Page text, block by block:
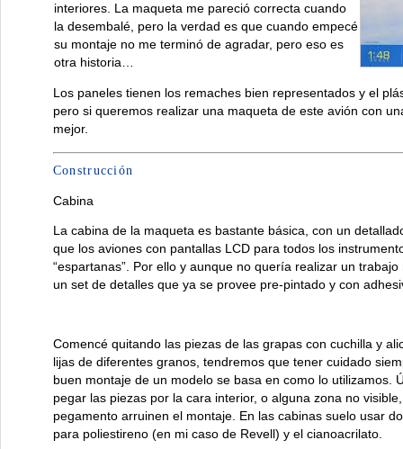
interiores. La maqueta me pareció correcta cuando
la desembalé, pero la verdad es que cuando empecé
su montaje no me terminó de agradar, pero eso es
otra historia…
Los paneles tienen los remaches bien representados y el
pero si queremos realizar una maqueta de este avión con
mejor.
Construcción
Cabina
La cabina de la maqueta es bastante básica, con un
que los aviones con pantallas LCD para todos los
“espartanas”. Por ello y aunque no quería realizar un
un set de detalles que ya se provee pre-pintado y con
Comencé quitando las piezas de las grapas con cuchilla y
lijas de diferentes granos, tendremos que tener cuidado
buen montaje de un modelo se basa en como lo utilizamos.
pegar las piezas por la cara interior, o alguna zona no
pegamento arruinen el montaje. En las cabinas suelo usar
para poliestireno (en mi caso de Revell) y el cianoacrilato.